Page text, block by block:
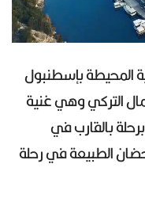
المحيطة بإسطنبول
التركي وهي غنية
برحلة بالقارب في
الطبيعة في رحلة